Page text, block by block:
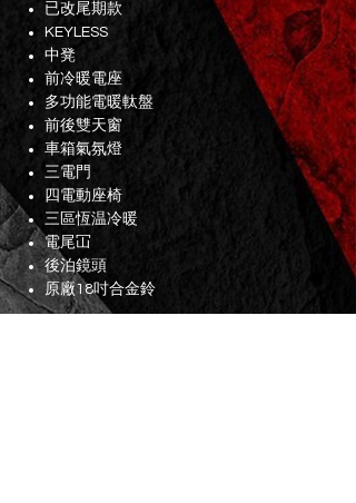
已改尾期款
KEYLESS
中凳
前冷暖電座
多功能電暖軚盤
前後雙天窗
車箱氣氛燈
三電門
四電動座椅
三區恆温冷暖
電尾冚
後泊鏡頭
原廠18吋合金鈴